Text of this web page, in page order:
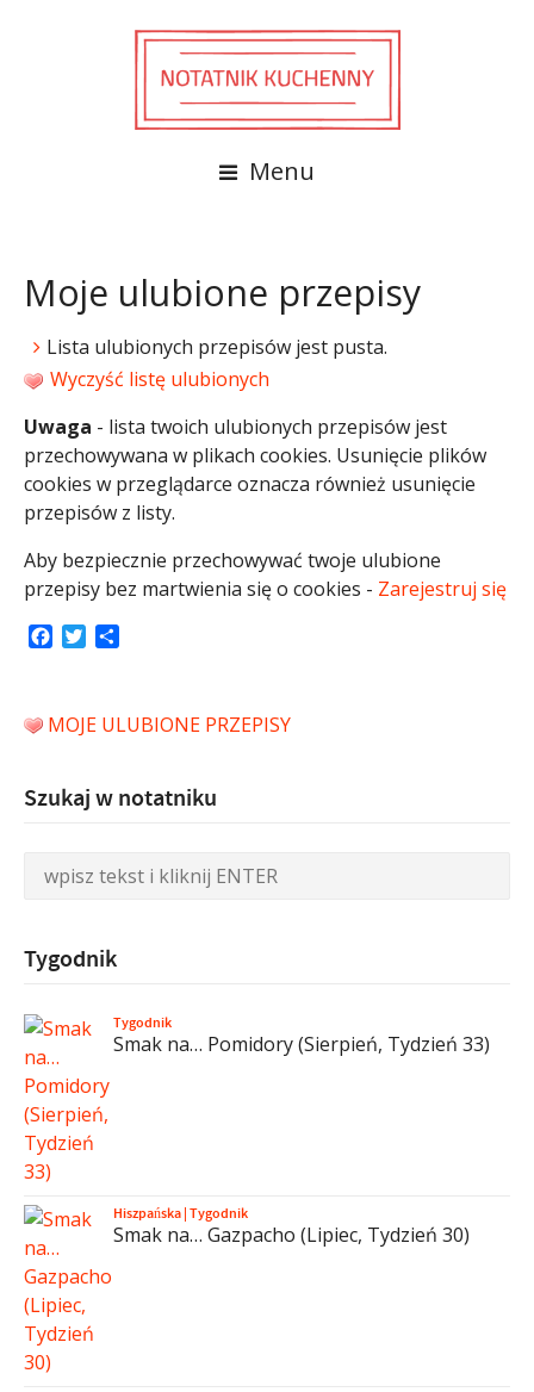
Menu
Moje ulubione przepisy
Lista ulubionych przepisów jest pusta.
Wyczyść listę ulubionych
Uwaga - lista twoich ulubionych przepisów jest
przechowywana w plikach cookies. Usunięcie plików
cookies w przeglądarce oznacza również usunięcie
przepisów z listy.
Aby bezpiecznie przechowywać twoje ulubione
przepisy bez martwienia się o cookies - Zarejestruj się
Facebook
Twitter
MOJE ULUBIONE PRZEPISY
Szukaj w notatniku
Tygodnik
Tygodnik
Smak na… Pomidory (Sierpień, Tydzień 33)
Hiszpańska|Tygodnik
Smak na… Gazpacho (Lipiec, Tydzień 30)